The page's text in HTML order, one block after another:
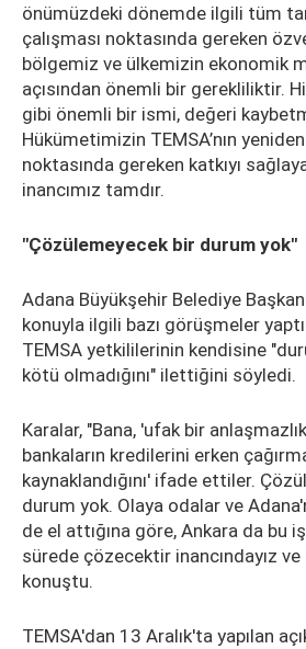
önümüzdeki dönemde ilgili tüm
çalışması noktasında gereken
bölgemiz ve ülkemizin ekonomik
açısından önemli bir gerekliliktir.
gibi önemli bir ismi, değeri
Hükümetimizin TEMSA’nın
noktasında gereken katkıyı
inancımız tamdır.
"Çözülemeyecek bir durum yok"
Adana Büyükşehir Belediye
konuyla ilgili bazı görüşmeler
TEMSA yetkililerinin kendisine
kötü olmadığını" ilettiğini söyledi.
Karalar, "Bana, 'ufak bir
bankaların kredilerini erken
kaynaklandığını' ifade ettiler.
durum yok. Olaya odalar ve
de el attığına göre, Ankara da bu
sürede çözecektir inancındayız
konuştu.
TEMSA'dan 13 Aralık'ta yapılan